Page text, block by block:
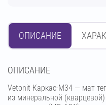
ОПИСАНИЕ
OПИСАНИЕ
Vetonit Каркас-М34 — мат
из минеральной